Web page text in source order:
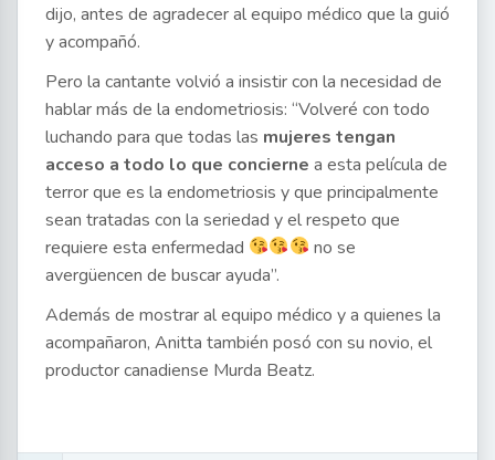
dijo, antes de agradecer al equipo médico que la guió
y acompañó.
Pero la cantante volvió a insistir con la necesidad de
hablar más de la endometriosis: “Volveré con todo
luchando para que todas las mujeres tengan
acceso a todo lo que concierne a esta película de
terror que es la endometriosis y que principalmente
sean tratadas con la seriedad y el respeto que
requiere esta enfermedad
no se
avergüencen de buscar ayuda”.
Además de mostrar al equipo médico y a quienes la
acompañaron, Anitta también posó con su novio, el
productor canadiense Murda Beatz.